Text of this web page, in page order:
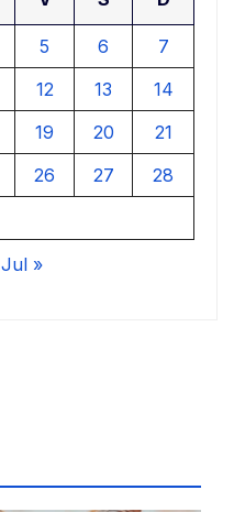
5 6
7
12 13
14
19 20
21
26 27
28
Jul »